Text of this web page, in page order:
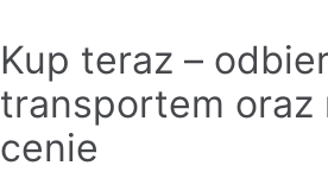
Kup teraz –
transportem oraz
cenie